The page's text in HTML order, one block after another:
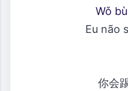
Wǒ
Eu não
你会